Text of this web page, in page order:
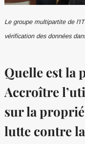
Le groupe multipartite de
vérification des données
Quelle est la
Accroître
sur la
lutte contre